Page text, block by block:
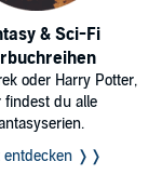
& Sci-Fi
oder Harry Potter,
findest du alle
entdecken ❭❭